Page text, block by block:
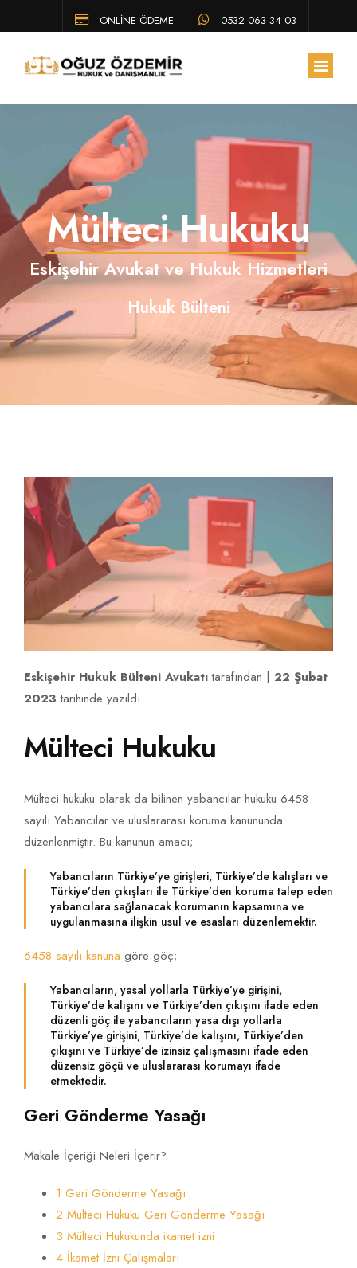
ONLİNE ÖDEME 0532 063 34 03
HAKKIMIZDA
EKIBIMIZ
ÇALIŞMA ALANLARIMIZ
HUKUK BÜLTENI
SSS
İLETIŞIM
Mülteci Hukuku
Eskişehir Avukat ve Hukuk Hizmetleri
Hukuk Bülteni
Eskişehir Hukuk Bülteni Avukatıtarafından | 22 Şubat
2023 tarihinde yazıldı.
Mülteci Hukuku
Mülteci hukuku olarak da bilinen yabancılar hukuku 6458
sayılı Yabancılar ve uluslararası koruma kanununda
düzenlenmiştir. Bu kanunun amacı;
Yabancıların Türkiye’ye girişleri, Türkiye’de kalışları ve
Türkiye’den çıkışları ile Türkiye’den koruma talep eden
yabancılara sağlanacak korumanın kapsamına ve
uygulanmasına ilişkin usul ve esasları düzenlemektir.
6458 sayılı kanuna göre göç;
Yabancıların, yasal yollarla Türkiye’ye girişini,
Türkiye’de kalışını ve Türkiye’den çıkışını ifade eden
düzenli göç ile yabancıların yasa dışı yollarla
Türkiye’ye girişini, Türkiye’de kalışını, Türkiye’den
çıkışını ve Türkiye’de izinsiz çalışmasını ifade eden
düzensiz göçü ve uluslararası korumayı ifade
etmektedir.
Geri Gönderme Yasağı
Makale İçeriği Neleri İçerir?
1 Geri Gönderme Yasağı
2 Mülteci Hukuku Geri Gönderme Yasağı
3 Mülteci Hukukunda ikamet izni
4 İkamet İzni Çalışmaları